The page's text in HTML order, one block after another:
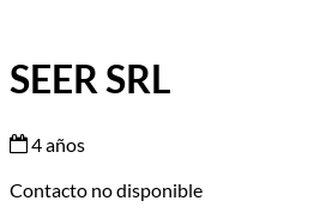
SEER SRL
4 años
Contacto no disponible